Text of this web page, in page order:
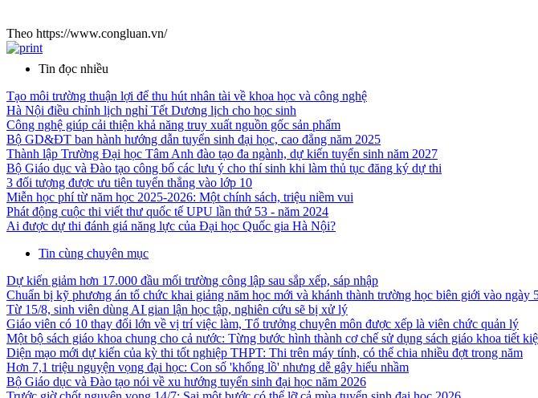
Theo https://www.congluan.vn/
Tin đọc nhiều
Tạo môi trường thuận lợi để thu hút nhân tài về khoa học và công nghệ
Hà Nội điều chỉnh lịch nghỉ Tết Dương lịch cho học sinh
Công nghệ giúp cải thiện khả năng truy xuất nguồn gốc sản phẩm
Bộ GD&ĐT ban hành hướng dẫn tuyển sinh đại học, cao đẳng năm 2025
Thành lập Trường Đại học Tâm Anh đào tạo đa ngành, dự kiến tuyển sinh năm 2027
Bộ Giáo dục và Đào tạo công bố các lưu ý cho thí sinh khi làm thủ tục đăng ký dự thi
3 đối tượng được ưu tiên tuyển thẳng vào lớp 10
Miễn học phí từ năm học 2025-2026: Một chính sách, triệu niềm vui
Phát động cuộc thi viết thư quốc tế UPU lần thứ 53 - năm 2024
Ai được dự thi đánh giá năng lực của Đại học Quốc gia Hà Nội?
Tin cùng chuyên mục
Dự kiến giảm hơn 17.000 đầu mối trường công lập sau sắp xếp, sáp nhập
Chuẩn bị kỹ phương án tổ chức khai giảng năm học mới và khánh thành trường học biên giới vào ngày
Từ 15/8, sinh viên dùng AI gian lận học tập, nghiên cứu sẽ bị xử lý
Giáo viên có 10 thay đổi lớn về vị trí việc làm, Tổ trưởng chuyên môn được xếp là viên chức quản lý
Một bộ sách giáo khoa chung cho cả nước: Từng bước hình thành cơ chế sử dụng sách giáo khoa tiết
Diện mạo mới dự kiến của kỳ thi tốt nghiệp THPT: Thi trên máy tính, có thể chia nhiều đợt trong năm
Hơn 7,1 triệu nguyện vọng đại học: Con số 'khổng lồ' nhưng dễ gây hiểu nhầm
Bộ Giáo dục và Đào tạo nói về xu hướng tuyển sinh đại học năm 2026